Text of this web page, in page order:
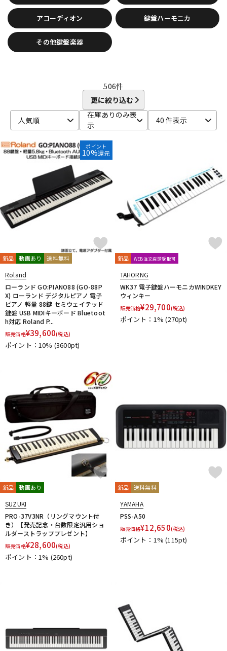
DTM オンライン納品
ヴィンテージ
アコーディオン 鍵盤ハーモニカ
その他鍵盤楽器
506件
更に絞り込む
人気順
在庫ありのみ表
示
40 件表示
ポイント
10%還元
新品 動画あり 送料無料
Roland
ローランド GO:PIANO88 (GO-88P
X) ローランド デジタルピアノ 電子
ピアノ 軽量 88鍵 セミウェイテッド
鍵盤 USB MIDIキーボード Bluetoot
h対応 Roland P...
販売価格¥39,600(税込)
ポイント：10% (3600pt)
新品 WEB注文店頭受取可
TAHORNG
WK37 電子鍵盤ハーモニカWINDKEY
ウィンキー
販売価格¥29,700(税込)
ポイント：1%(270pt)
新品 動画あり
SUZUKI
PRO-37V3NR（リングマウント付
き）【発売記念・台数限定汎用ショ
ルダーストラッププレゼント】
販売価格¥28,600(税込)
ポイント：1% (260pt)
新品 送料無料
YAMAHA
PSS-A50
販売価格¥12,650(税込)
ポイント：1%(115pt)